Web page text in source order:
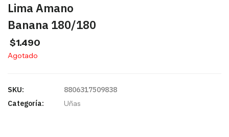
Lima Amano
Banana 180/180
$1.490
Agotado
SKU:
8806317509838
Categoría:
Uñas